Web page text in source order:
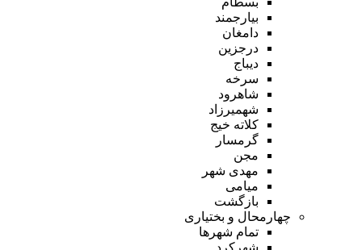
بیارجمند
دامغان
درجزین
دیباج
سرخه
شاهرود
شهمیرزاد
کلاته خیج
گرمسار
مجن
مهدی شهر
میامی
بازگشت
چهارمحال و بختیاری
تمام شهر‌ها
شهرکرد